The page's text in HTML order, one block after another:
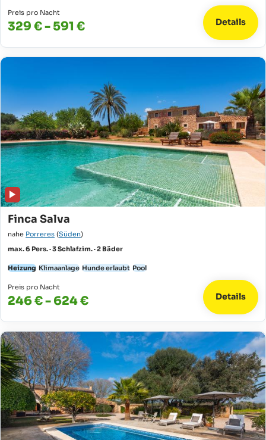
Preis pro Nacht
329 € - 591 € Details
Finca Salva
nahe Porreres (Süden)
max. 6 Pers. · 3 Schlafzim. · 2 Bäder
Heizung Klimaanlage Hunde erlaubt Pool
Preis pro Nacht
246 € - 624 € Details